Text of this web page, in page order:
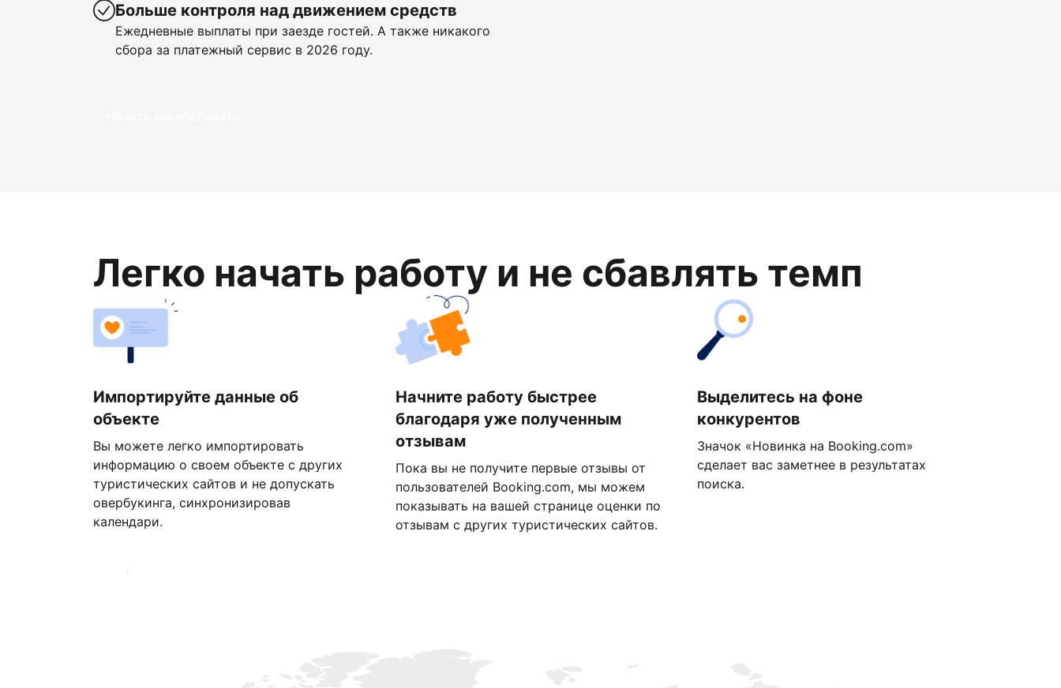
Больше контроля над движением средств
Ежедневные выплаты при заезде гостей. А также никакого
сбора за платежный сервис в 2026 году.
Начать зарабатывать
Легко начать работу и не сбавлять темп
Импортируйте данные об
объекте
Вы можете легко импортировать
информацию о своем объекте с других
туристических сайтов и не допускать
овербукинга, синхронизировав
календари.
Начните работу быстрее
благодаря уже полученным
отзывам
Пока вы не получите первые отзывы от
пользователей Booking.com, мы можем
показывать на вашей странице оценки по
отзывам с других туристических сайтов.
Выделитесь на фоне
конкурентов
Значок «Новинка на Booking.com»
сделает вас заметнее в результатах
поиска.
Начать